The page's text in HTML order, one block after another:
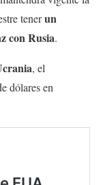
tenerun
con Rusia.
, el
dólares en